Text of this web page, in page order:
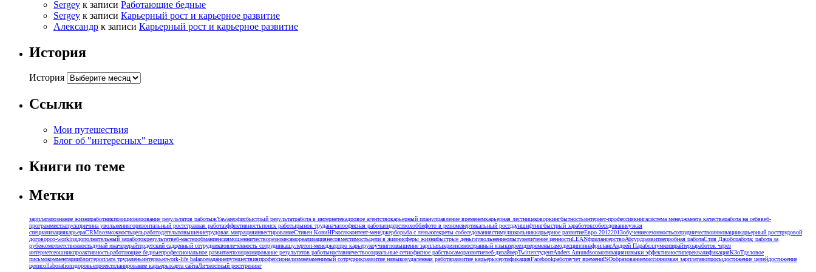
Sergey к записи Работающие бедные
Sergey к записи Карьерный рост и карьерное развитие
Александр к записи Карьерный рост и карьерное развитие
История
История
Ссылки
Мои путешествия
Блог об "интересных" вещах
Книги по теме
Метки
зарплатапознание жизниработникпозиционирование результатов работыжYawareофисбыстрый результатработа в интернетекадровое агентствокарьерный плануправление временемкарьерная лестницаковоркингбытностьинтернет-профессиякнигасистема менеджмента качестваработа на себявеб-
программистзапускпричина увольнениягоризонтальный ростстранная работаэффективностьпоиск работырынок труданачалоофисная работалидерствохоббифото в резюмевертикальный ростдауншифтингбыстрый заработоксобеседованиеузкая
специализациякарьераCRMвозможностьцельработодательповышениетрудовая миграцияинвестированиеСтивен КовиHPкосякконтент-менеджерборьба с леньюсекреты собеседованиястимулшкольниккарьерное развитиеЕвро 20122013обучениесезонностьсотрудничествоинновациикарьерный росттрудовой
договорco-workingдополнительный заработокрезультатвеб-мастеробманпенсиямошенничестворезюмесамореализациянесовместимостьцели в жизнисферы жизнибыстрые деньгиувольнениеопытувеличение ценностиLEANфрилансерствоАбсурдразвитиепробная работаСтив Джобсработа; работа за
рубежомответственностьдумай иначерерайтердетский садценный сотрудниквовлечённость сотрудникашулертоп-менеджерпро карьерукоучингповышение зарплатыкризисиностранный языкпереездпеременысамодисциплинафрилансАндрей Парабеллумкопирайтерзаработок через
интернетсеошникпроактивностьработающие бедныепрофессиональное развитиепозиционирование результатов работынаставничествосоциальные сетиофисное рабствосаморазвитиевеб-дизайнерTwitterстудентAnders Amundsonмотивациянавыки эффективностипереквалификацияКЗоТделовое
письмокомментарииблоггероплата трудаленьинтервьюwork-life balanceзаданиепутешествияпрофессионализмнезаменимый сотрудникразвитие навыковудалённая работаразвитие карьерысертификацияFacebookработаучет времениISOобразованиемиссиянизкая зарплатавопросыдостижение целейдостижение
целиcollaborationздоровьепроектпланирование карьерыкарта сайтаЛичностный росттренинг